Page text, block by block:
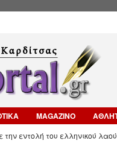
MAGAZINO
εντολή του ελληνικού